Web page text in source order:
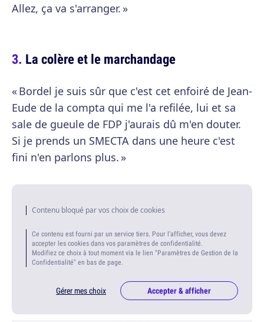
Allez, ça va s'arranger. »
La colère et le marchandage
« Bordel je suis sûr que c'est cet enfoiré de Jean-
Eude de la compta qui me l'a refilée, lui et sa
sale de gueule de FDP j'aurais dû m'en douter.
Si je prends un SMECTA dans une heure c'est
fini n'en parlons plus. »
Contenu bloqué par vos choix de cookies
Ce contenu est fourni par un service tiers. Pour l'afficher, vous devez
accepter les cookies dans vos paramètres de confidentialité.
Modifiez ce choix à tout moment via le lien "Paramètres de Gestion de la
Confidentialité" en bas de page.
Gérer mes choix Accepter & afficher